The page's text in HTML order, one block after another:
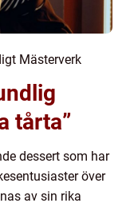
Mästerverk
tårta”
dessert som har
över
av sin rika